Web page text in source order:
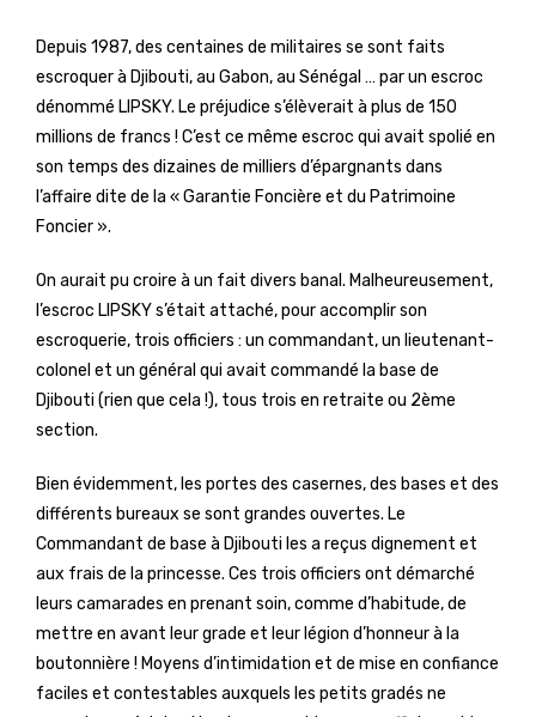
Depuis 1987, des centaines de militaires se sont faits
escroquer à Djibouti, au Gabon, au Sénégal … par un escroc
dénommé LIPSKY. Le préjudice s’élèverait à plus de 150
millions de francs ! C’est ce même escroc qui avait spolié en
son temps des dizaines de milliers d’épargnants dans
l’affaire dite de la « Garantie Foncière et du Patrimoine
Foncier ».
On aurait pu croire à un fait divers banal. Malheureusement,
l’escroc LIPSKY s’était attaché, pour accomplir son
escroquerie, trois officiers : un commandant, un lieutenant-
colonel et un général qui avait commandé la base de
Djibouti (rien que cela !), tous trois en retraite ou 2ème
section.
Bien évidemment, les portes des casernes, des bases et des
différents bureaux se sont grandes ouvertes. Le
Commandant de base à Djibouti les a reçus dignement et
aux frais de la princesse. Ces trois officiers ont démarché
leurs camarades en prenant soin, comme d’habitude, de
mettre en avant leur grade et leur légion d’honneur à la
boutonnière ! Moyens d’intimidation et de mise en confiance
faciles et contestables auxquels les petits gradés ne